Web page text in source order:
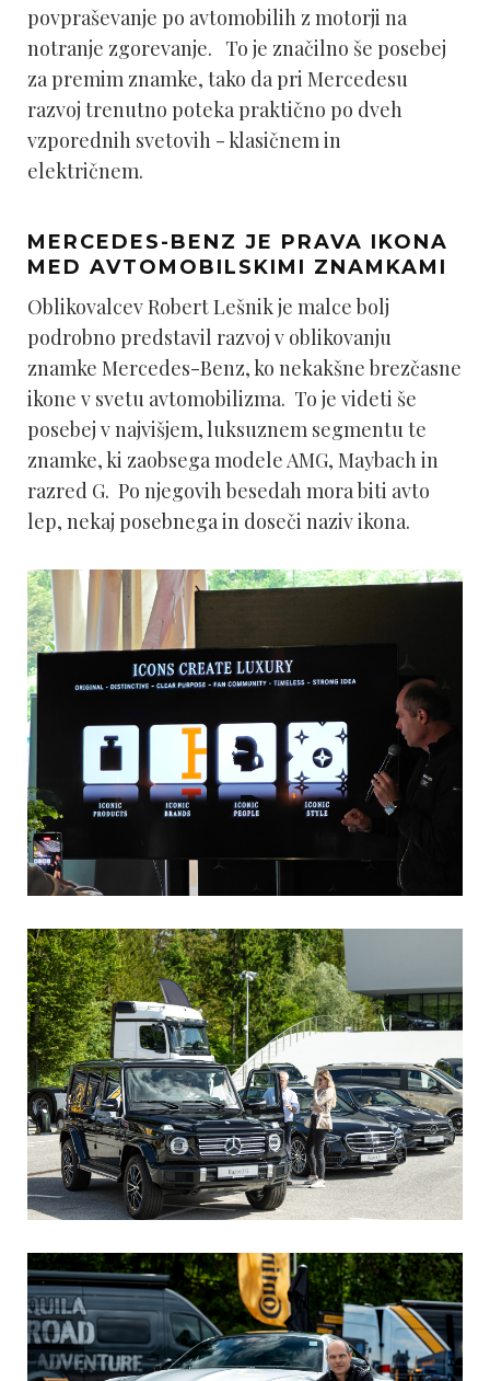
povpraševanje po avtomobilih z motorji na
notranje zgorevanje. To je značilno še posebej
za premim znamke, tako da pri Mercedesu
razvoj trenutno poteka praktično po dveh
vzporednih svetovih - klasičnem in
električnem.
MERCEDES-BENZ JE PRAVA IKONA
MED AVTOMOBILSKIMI ZNAMKAMI
Oblikovalcev Robert Lešnik je malce bolj
podrobno predstavil razvoj v oblikovanju
znamke Mercedes-Benz, ko nekakšne brezčasne
ikone v svetu avtomobilizma. To je videti še
posebej v najvišjem, luksuznem segmentu te
znamke, ki zaobsega modele AMG, Maybach in
razred G. Po njegovih besedah mora biti avto
lep, nekaj posebnega in doseči naziv ikona.